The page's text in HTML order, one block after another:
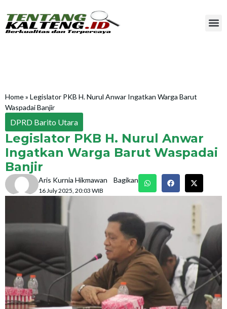
Home» Legislator PKB H. Nurul Anwar Ingatkan Warga Barut
Waspadai Banjir
DPRD Barito Utara
Legislator PKB H. Nurul Anwar
Ingatkan Warga Barut Waspadai
Banjir
Aris Kurnia Hikmawan
16 July 2025, 20:03 WIB
Bagikan